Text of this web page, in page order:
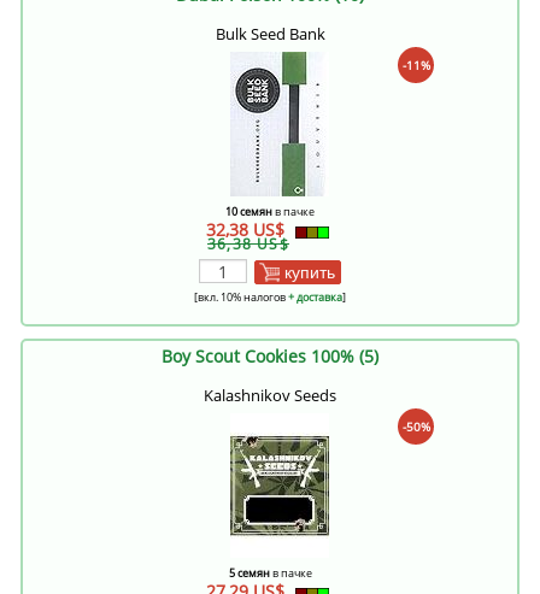
Bulk Seed Bank
-11%
10 семянв пачке
32,38 US$
36,38 US$
купить
[вкл. 10% налогов+ доставка]
Boy Scout Cookies 100% (5)
Kalashnikov Seeds
-50%
5 семянв пачке